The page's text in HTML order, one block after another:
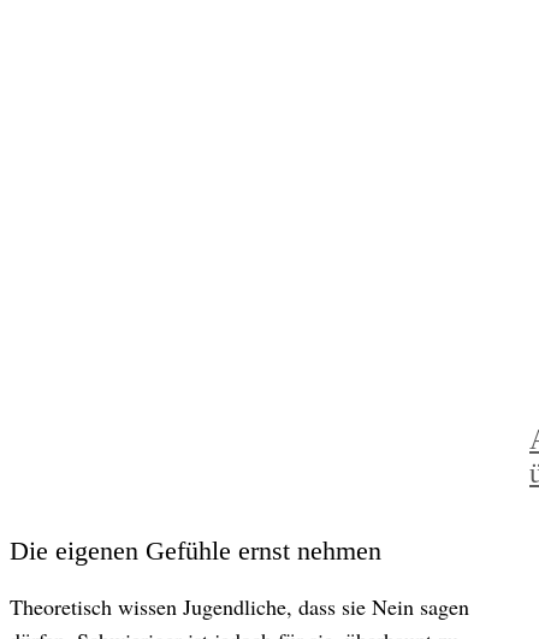
Die eigenen Gefühle ernst nehmen
Theoretisch wissen Jugendliche, dass sie Nein sagen